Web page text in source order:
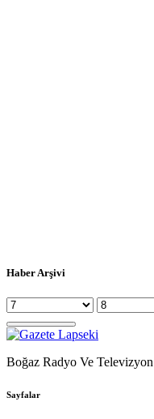
Haber Arşivi
Boğaz Radyo Ve Televizyon
Sayfalar